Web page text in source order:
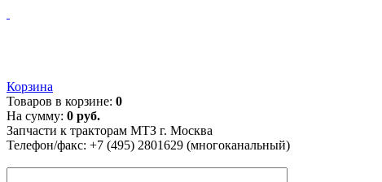
Корзина
Товаров в корзине: 0
На сумму: 0 руб.
Запчасти к тракторам МТЗ г. Москва
Телефон/факс: +7 (495) 2801629 (многоканальный)